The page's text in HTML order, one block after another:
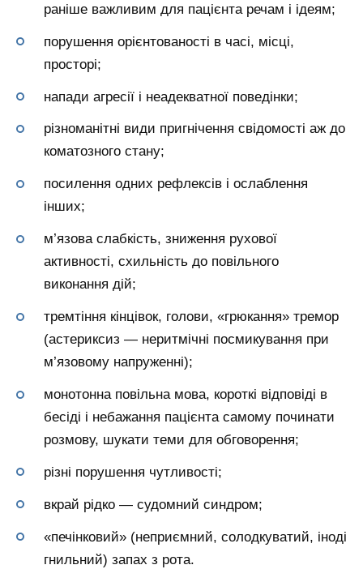
раніше важливим для пацієнта речам і ідеям;
порушення орієнтованості в часі, місці,
просторі;
напади агресії і неадекватної поведінки;
різноманітні види пригнічення свідомості аж до
коматозного стану;
посилення одних рефлексів і ослаблення
інших;
м’язова слабкість, зниження рухової
активності, схильність до повільного
виконання дій;
тремтіння кінцівок, голови, «грюкання» тремор
(астериксиз — неритмічні посмикування при
м’язовому напруженні);
монотонна повільна мова, короткі відповіді в
бесіді і небажання пацієнта самому починати
розмову, шукати теми для обговорення;
різні порушення чутливості;
вкрай рідко — судомний синдром;
«печінковий» (неприємний, солодкуватий, іноді
гнильний) запах з рота.